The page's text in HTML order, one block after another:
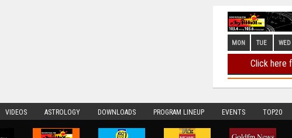
VIDEOS ASTROLOGY DOWNLOADS PROGRAM LINEUP EVENTS TOP20